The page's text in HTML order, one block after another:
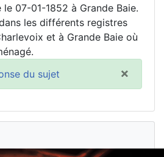
07-01-1852 à Grande Baie.
les différents registres
et à Grande Baie où
du sujet
×